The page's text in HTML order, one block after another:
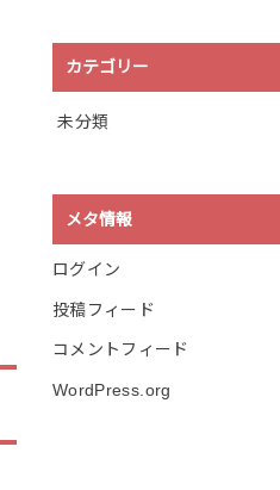
カテゴリー
未分類
メタ情報
ログイン
投稿フィード
コメントフィード
WordPress.org